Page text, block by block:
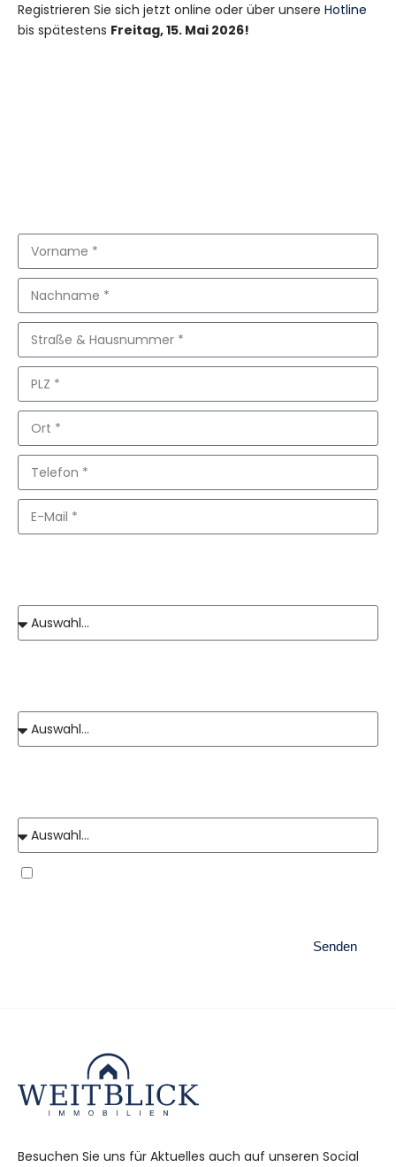
Registrieren Sie sich jetzt online oder über unsere Hotline
bis spätestens Freitag, 15. Mai 2026!
Senden
Besuchen Sie uns für Aktuelles auch auf unseren Social